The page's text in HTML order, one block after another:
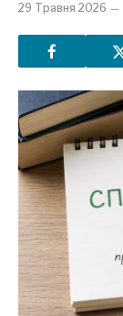
29 Травня 2026